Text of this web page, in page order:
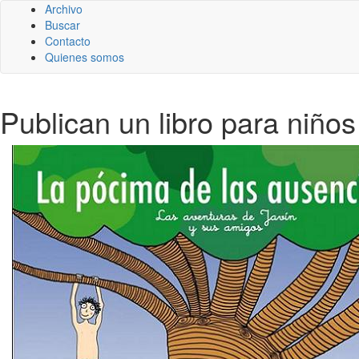
Archivo
Buscar
Contacto
Quienes somos
Publican un libro para